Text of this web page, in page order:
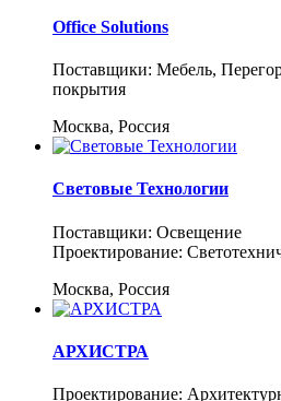
Office Solutions
Поставщики: Мебель,
покрытия
Москва, Россия
Световые Технологии
Поставщики: Освещение
Проектирование:
Москва, Россия
АРХИСТРА
Проектирование: